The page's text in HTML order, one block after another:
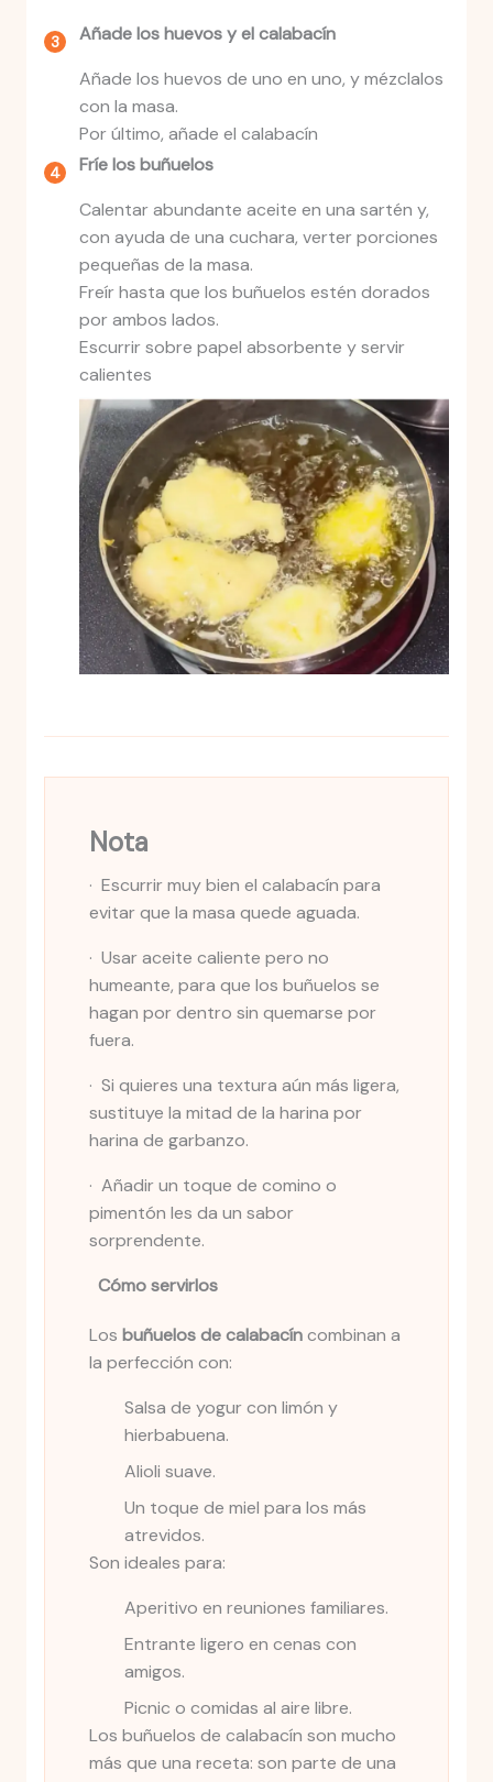
Añade los huevos y el calabacín
Añade los huevos de uno en uno, y mézclalos
con la masa.
Por último, añade el calabacín
Fríe los buñuelos
Calentar abundante aceite en una sartén y,
con ayuda de una cuchara, verter porciones
pequeñas de la masa.
Freír hasta que los buñuelos estén dorados
por ambos lados.
Escurrir sobre papel absorbente y servir
calientes
Nota
· Escurrir muy bien el calabacín para
evitar que la masa quede aguada.
· Usar aceite caliente pero no
humeante, para que los buñuelos se
hagan por dentro sin quemarse por
fuera.
· Si quieres una textura aún más ligera,
sustituye la mitad de la harina por
harina de garbanzo.
· Añadir un toque de comino o
pimentón les da un sabor
sorprendente.
Cómo servirlos
Los buñuelos de calabacíncombinan a
la perfección con:
Salsa de yogur con limón y
hierbabuena.
Alioli suave.
Un toque de miel para los más
atrevidos.
Son ideales para:
Aperitivo en reuniones familiares.
Entrante ligero en cenas con
amigos.
Picnic o comidas al aire libre.
Los buñuelos de calabacín son mucho
más que una receta: son parte de una